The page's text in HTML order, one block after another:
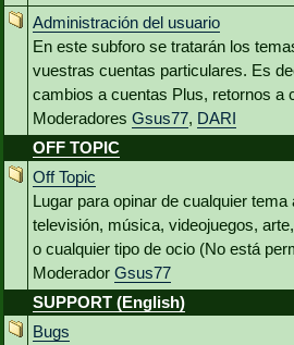
Administración del usuario
En este subforo se tratarán los
vuestras cuentas particulares. Es
cambios a cuentas Plus, retornos a
Moderadores Gsus77, DARI
OFF TOPIC
Off Topic
Lugar para opinar de cualquier
televisión, música, videojuegos,
o cualquier tipo de ocio (No está
Moderador Gsus77
SUPPORT (English)
Bugs